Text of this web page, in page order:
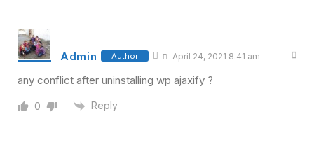
Admin Author April 24, 2021 8:41 am
any conflict after uninstalling wp ajaxify ?
0 Reply